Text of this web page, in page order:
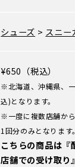
シューズ > スニー
¥650（税込）
※北海道、沖縄県、
込)となります。
※一度に複数店舗か
1回分のみとなります。
こちらの商品は『
店舗での受け取り